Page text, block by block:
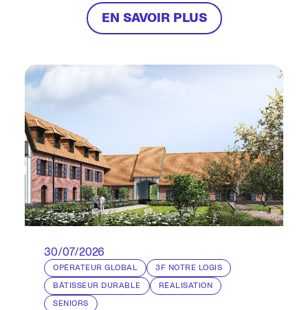
EN SAVOIR PLUS
30/07/2026
OPÉRATEUR GLOBAL
3F NOTRE LOGIS
BÂTISSEUR DURABLE
RÉALISATION
SENIORS